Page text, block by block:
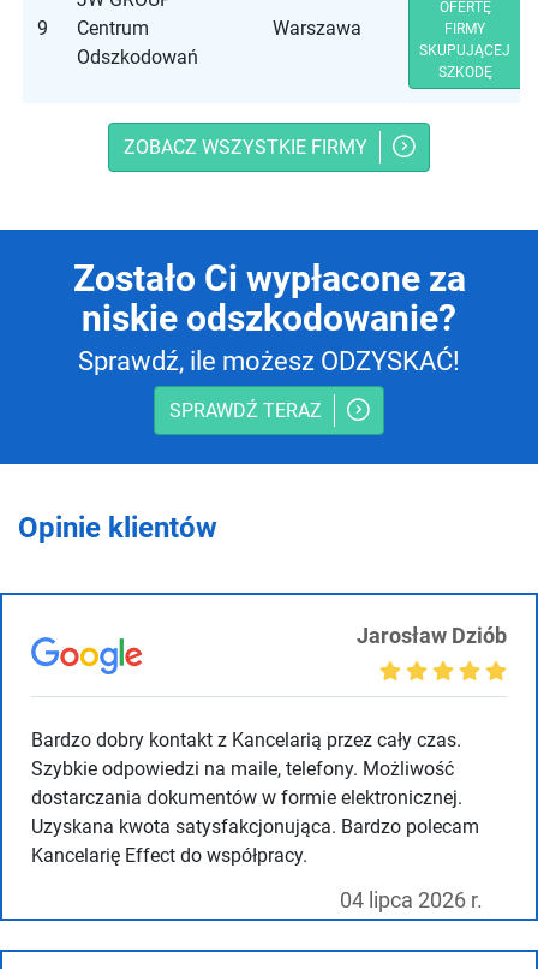
9
Centrum
Odszkodowań
Warszawa
OFERTĘ
FIRMY
SKUPUJĄCEJ
SZKODĘ
ZOBACZ WSZYSTKIE FIRMY
Zostało Ci wypłacone za
niskie odszkodowanie?
Sprawdź, ile możesz ODZYSKAĆ!
SPRAWDŹ TERAZ
Opinie klientów
Jarosław Dziób
Bardzo dobry kontakt z Kancelarią przez cały czas.
Szybkie odpowiedzi na maile, telefony. Możliwość
dostarczania dokumentów w formie elektronicznej.
Uzyskana kwota satysfakcjonująca. Bardzo polecam
Kancelarię Effect do współpracy.
04 lipca 2026 r.